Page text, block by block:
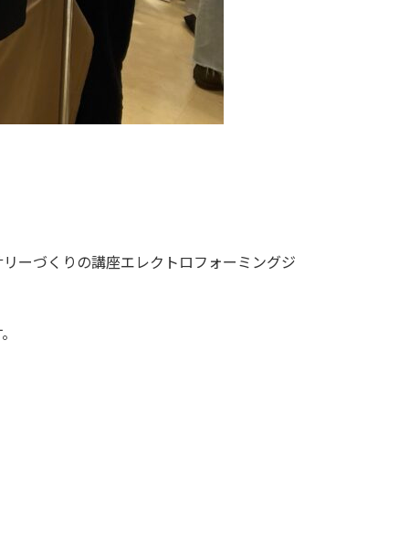
ーづくりの講座エレクトロフォーミングジ